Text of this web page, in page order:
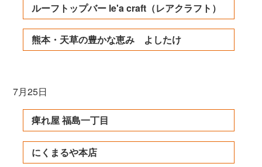
ルーフトップバー le'a craft（レアクラフト）
熊本・天草の豊かな恵み よしたけ
7月25日
痺れ屋 福島一丁目
にくまるや本店